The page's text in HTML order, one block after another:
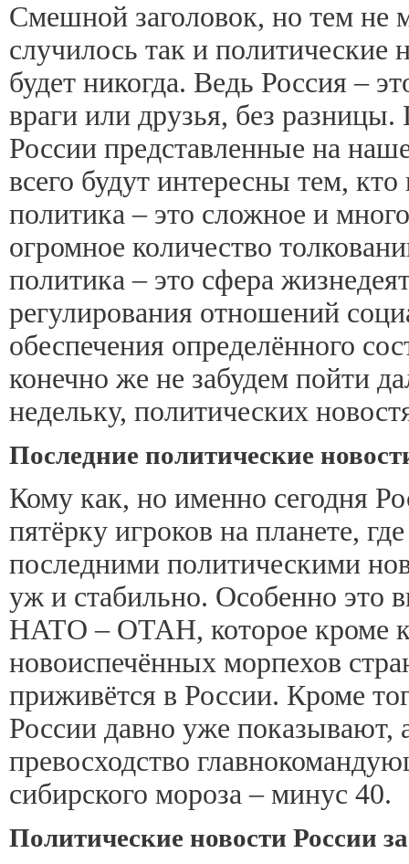
Смешной заголовок, но тем не
случилось так и политические
будет никогда. Ведь Россия –
враги или друзья, без
России представленные на
всего будут интересны тем,
политика – это сложное и
огромное количество
политика – это сфера
регулирования отношений
обеспечения определённого
конечно же не забудем пойти
недельку, политических
Последние политические
Кому как, но именно сегодня
пятёрку игроков на планете,
последними политическими
уж и стабильно. Особенно это
НАТО – ОТАН, которое кроме
новоиспечённых морпехов
приживётся в России. Кроме
России давно уже показывают,
превосходство
сибирского мороза – минус 40.
Политические новости России